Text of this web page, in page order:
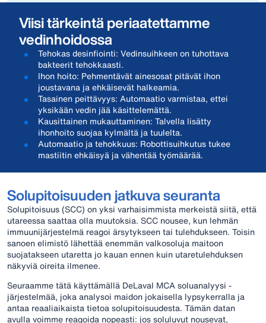
Viisi tärkeintä periaatettamme
vedinhoidossa
Tehokas desinfiointi: Vedinsuihkeen on tuhottava
bakteerit tehokkaasti.
Ihon hoito: Pehmentävät ainesosat pitävät ihon
joustavana ja ehkäisevät halkeamia.
Tasainen peittävyys: Automaatio varmistaa, ettei
yksikään vedin jää käsittelemättä.
Kausittainen mukauttaminen: Talvella lisätty
ihonhoito suojaa kylmältä ja tuulelta.
Automaatio ja tehokkuus: Robottisuihkutus tukee
mastiitin ehkäisyä ja vähentää työmäärää.
Solupitoisuuden jatkuva seuranta
Solupitoisuus (SCC) on yksi varhaisimmista merkeistä siitä, että
utareessa saattaa olla muutoksia. SCC nousee, kun lehmän
immuunijärjestelmä reagoi ärsytykseen tai tulehdukseen. Toisin
sanoen elimistö lähettää enemmän valkosoluja maitoon
suojatakseen utaretta jo kauan ennen kuin utaretulehduksen
näkyviä oireita ilmenee.
Seuraamme tätä käyttämällä DeLaval MCA soluanalyysi -
järjestelmää, joka analysoi maidon jokaisella lypsykerralla ja
antaa reaaliaikaista tietoa solupitoisuudesta. Tämän datan
avulla voimme reagoida nopeasti: jos soluluvut nousevat,